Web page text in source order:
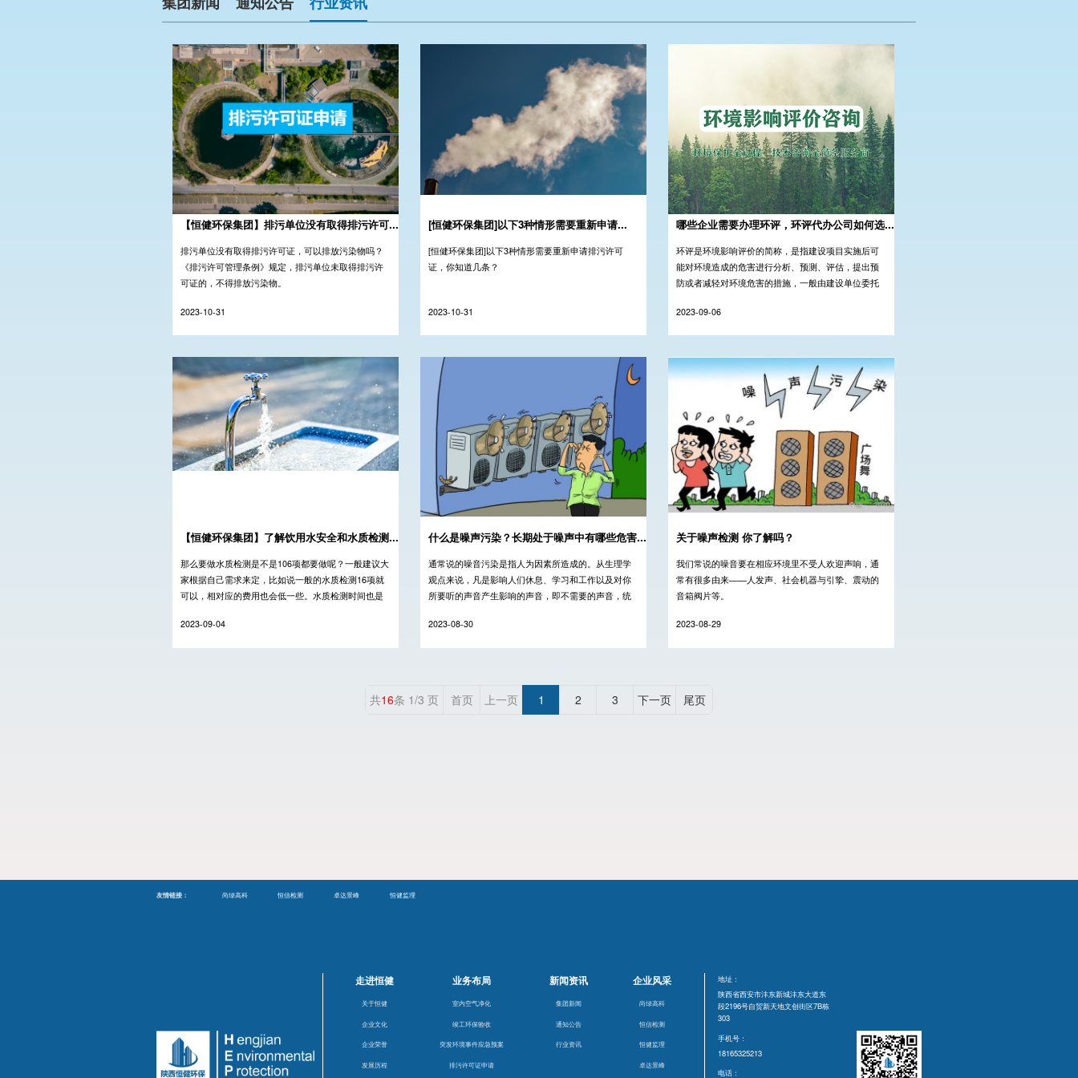
【恒健环保集团】排污单位没有取得排污许可...
排污单位没有取得排污许可证，可以排放污染物吗？
《排污许可管理条例》规定，排污单位未取得排污许
可证的，不得排放污染物。
2023-10-31
[恒健环保集团]以下3种情形需要重新申请...
[恒健环保集团]以下3种情形需要重新申请排污许可
证，你知道几条？
2023-10-31
哪些企业需要办理环评，环评代办公司如何选...
环评是环境影响评价的简称，是指建设项目实施后可
能对环境造成的危害进行分析、预测、评估，提出预
防或者减轻对环境危害的措施，一般由建设单位委托
后，项目才能进行建...
2023-09-06
【恒健环保集团】了解饮用水安全和水质检测...
那么要做水质检测是不是106项都要做呢？一般建议大
家根据自己需求来定，比如说一般的水质检测16项就
可以，相对应的费用也会低一些。水质检测时间也是
量越多，难...
2023-09-04
什么是噪声污染？长期处于噪声中有哪些危害...
通常说的噪音污染是指人为因素所造成的。从生理学
观点来说，凡是影响人们休息、学习和工作以及对你
所要听的声音产生影响的声音，即不需要的声音，统
就形成噪音污染。...
2023-08-30
关于噪声检测 你了解吗？
我们常说的噪音要在相应环境里不受人欢迎声响，通
常有很多由来——人发声、社会机器与引挚、震动的
音箱阀片等。
2023-08-29
共16条 1/3 页 首页 上一页 1 2 3 下一页 尾页
友情链接： 尚绿高科 恒信检测 卓达景峰 恒健监理
走进恒健
关于恒健
企业文化
企业荣誉
发展历程
业务布局
室内空气净化
竣工环保验收
突发环境事件应急预案
排污许可证申请
新闻资讯
集团新闻
通知公告
行业资讯
企业风采
尚绿高科
恒信检测
恒健监理
卓达景峰
地址：
陕西省西安市沣东新城沣东大道东
段2196号自贸新天地文创街区7B栋
303
手机号：
18165325213
电话：